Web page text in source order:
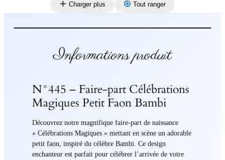
Charger plus Tout ranger
Informations produit
N°445 – Faire-part Célébrations
Magiques Petit Faon Bambi
Découvrez notre magnifique faire-part de naissance
« Célébrations Magiques » mettant en scène un adorable
petit faon, inspiré du célèbre Bambi. Ce design
enchanteur est parfait pour célébrer l’arrivée de votre